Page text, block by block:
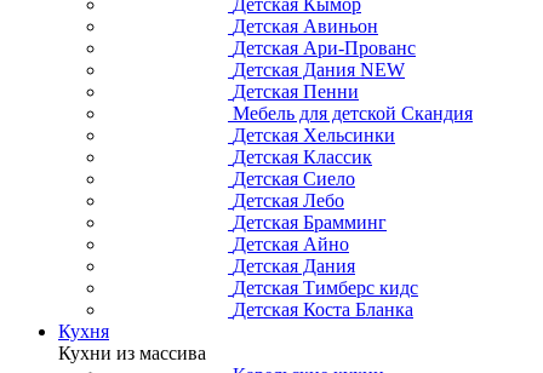
Детская Авиньон
Детская Ари-Прованс
Детская Дания NEW
Детская Пенни
Мебель для детской Скандия
Детская Хельсинки
Детская Классик
Детская Сиело
Детская Лебо
Детская Брамминг
Детская Айно
Детская Дания
Детская Тимберс кидс
Детская Коста Бланка
Кухня
Кухни из массива